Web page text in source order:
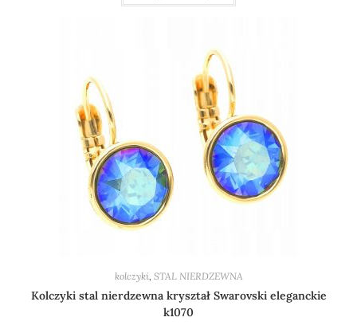
kolczyki STAL NIERDZEWNA
Kolczyki stal nierdzewna kryształ Swarovski eleganckie
k1070